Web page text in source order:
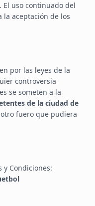
El uso continuado del
aceptación de los
por las leyes de la
controversia
se someten a la
de la ciudad de
fuero que pudiera
y Condiciones: